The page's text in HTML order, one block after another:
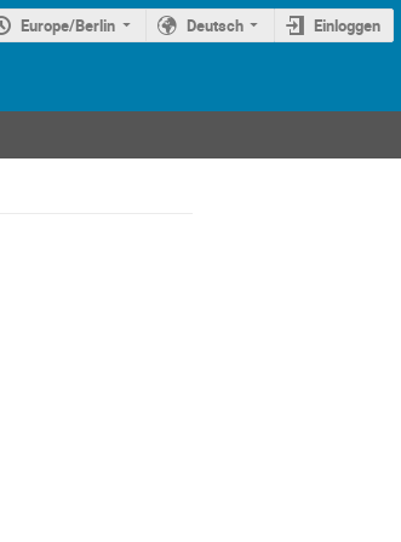
Europe/Berlin Deutsch Einloggen